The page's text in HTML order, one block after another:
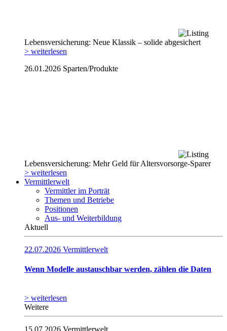
Lebensversicherung: Neue Klassik – solide abgesichert
> weiterlesen
26.01.2026 Sparten/Produkte
Lebensversicherung: Mehr Geld für Altersvorsorge-Sparer
> weiterlesen
Vermittlerwelt
Vermittler im Porträt
Themen und Betriebe
Positionen
Aus- und Weiterbildung
Aktuell
22.07.2026 Vermittlerwelt
Wenn Modelle austauschbar werden, zählen die Daten
> weiterlesen
Weitere